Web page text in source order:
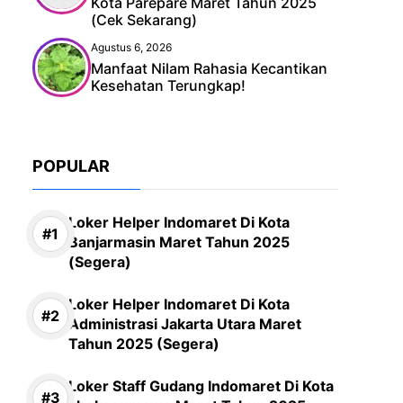
(Cek Sekarang)
Agustus 6, 2026
Manfaat Nilam Rahasia Kecantikan
Kesehatan Terungkap!
POPULAR
Loker Helper Indomaret Di Kota
Banjarmasin Maret Tahun 2025
(Segera)
Loker Helper Indomaret Di Kota
Administrasi Jakarta Utara Maret
Tahun 2025 (Segera)
Loker Staff Gudang Indomaret Di Kota